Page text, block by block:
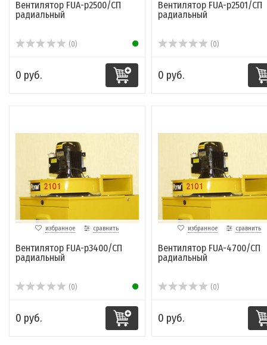
Вентилятор FUA-p2500/СП
радиальный
(0)
0 руб.
Вентилятор FUA-p2501/СП
радиальный
(0)
0 руб.
избранное сравнить
Вентилятор FUA-p3400/СП
радиальный
(0)
0 руб.
избранное сравнить
Вентилятор FUA-4700/СП
радиальный
(0)
0 руб.